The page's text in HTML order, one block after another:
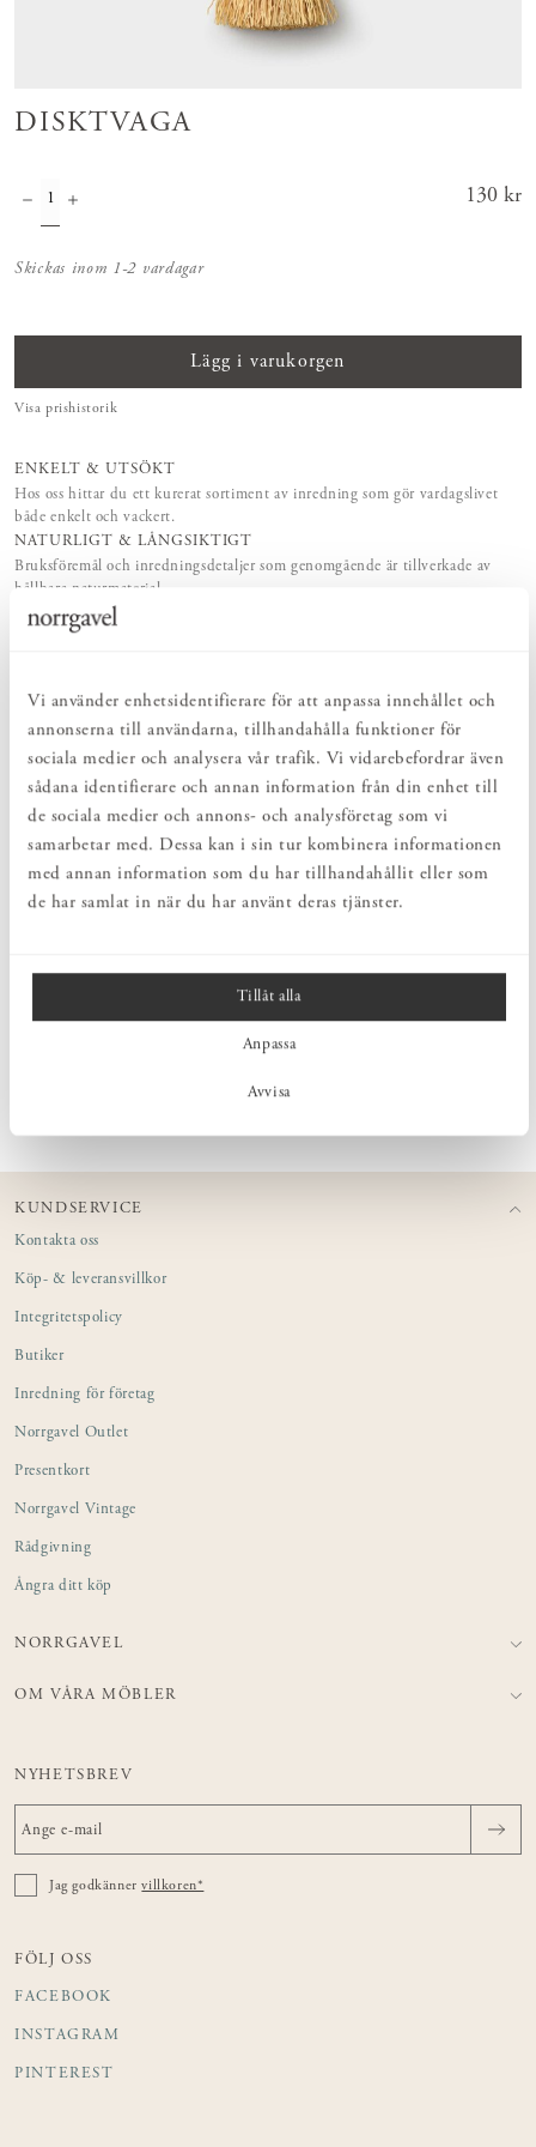
Vi använder enhetsidentifierare för att anpassa innehållet och
annonserna till användarna, tillhandahålla funktioner för
sociala medier och analysera vår trafik. Vi vidarebefordrar även
sådana identifierare och annan information från din enhet till
de sociala medier och annons- och analysföretag som vi
samarbetar med. Dessa kan i sin tur kombinera informationen
med annan information som du har tillhandahållit eller som
de har samlat in när du har använt deras tjänster.
Tillåt alla
Anpassa
Avvisa
DISKTVAGA
Pris :
130 kr
Skickas inom 1-2 vardagar
Lägg i varukorgen
Visa prishistorik
ENKELT & UTSÖKT
Hos oss hittar du ett kurerat sortiment av inredning som gör vardagslivet
både enkelt och vackert.
NATURLIGT & LÅNGSIKTIGT
Bruksföremål och inredningsdetaljer som genomgående är tillverkade av
hållbara naturmaterial.
HARMONISK HELHET
PRODUKTBESKRIVNING
Disktvaga tillverkad av risrot, ett naturmaterial som traditionellt
gör tvagan extra stadig och ger ett bra grepp vid diskning. Genom
att lägga tvagan i kokande vatten några minuter före användning
blir fibrerna mer följsamma och spänstiga. Det gör den särskilt
lämplig för att skrubba stekpannor, kastruller och andra kärl som
KUNDSERVICE
Kontakta oss
Köp- & leveransvillkor
Integritetspolicy
Butiker
Inredning för företag
Norrgavel Outlet
Presentkort
Norrgavel Vintage
Rådgivning
Ångra ditt köp
NORRGAVEL
OM VÅRA MÖBLER
NYHETSBREV
Jag godkännervillkoren*
FÖLJ OSS
FACEBOOK
INSTAGRAM
PINTEREST